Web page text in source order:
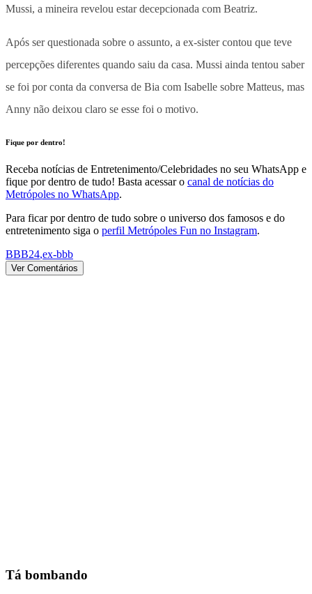
Mussi, a mineira revelou estar decepcionada com Beatriz.
Após ser questionada sobre o assunto, a ex-sister contou que teve
percepções diferentes quando saiu da casa. Mussi ainda tentou saber
se foi por conta da conversa de Bia com Isabelle sobre Matteus, mas
Anny não deixou claro se esse foi o motivo.
Fique por dentro!
Receba notícias de Entretenimento/Celebridades no seu WhatsApp e
fique por dentro de tudo! Basta acessar o canal de notícias do
Metrópoles no WhatsApp.
Para ficar por dentro de tudo sobre o universo dos famosos e do
entretenimento siga o perfil Metrópoles Fun no Instagram.
BBB24,ex-bbb
Ver Comentários
Tá bombando